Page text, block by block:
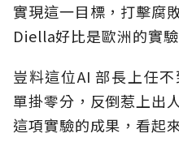
實現這一目標，打擊腐
Diella好比是歐洲的實驗
豈料這位AI 部長上任
單掛零分，反倒惹上出
這項實驗的成果，看起